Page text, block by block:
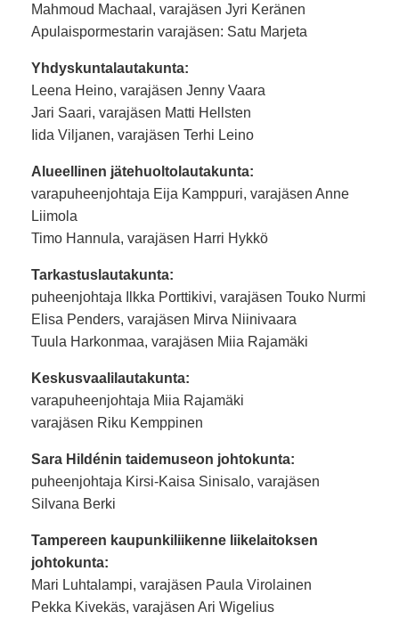
Mahmoud Machaal, varajäsen Jyri Keränen
Apulaispormestarin varajäsen: Satu Marjeta
Yhdyskuntalautakunta:
Leena Heino, varajäsen Jenny Vaara
Jari Saari, varajäsen Matti Hellsten
Iida Viljanen, varajäsen Terhi Leino
Alueellinen jätehuoltolautakunta:
varapuheenjohtaja Eija Kamppuri, varajäsen Anne
Liimola
Timo Hannula, varajäsen Harri Hykkö
Tarkastuslautakunta:
puheenjohtaja Ilkka Porttikivi, varajäsen Touko Nurmi
Elisa Penders, varajäsen Mirva Niinivaara
Tuula Harkonmaa, varajäsen Miia Rajamäki
Keskusvaalilautakunta:
varapuheenjohtaja Miia Rajamäki
varajäsen Riku Kemppinen
Sara Hildénin taidemuseon johtokunta:
puheenjohtaja Kirsi-Kaisa Sinisalo, varajäsen
Silvana Berki
Tampereen kaupunkiliikenne liikelaitoksen
johtokunta:
Mari Luhtalampi, varajäsen Paula Virolainen
Pekka Kivekäs, varajäsen Ari Wigelius